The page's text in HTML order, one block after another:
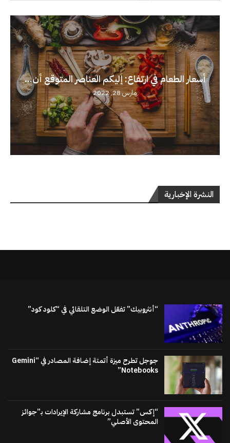
أسعار الطعام في ارتفاع: إليكم العناصر المتوقع أن...
مارس 28, 2022
النشرة الإخبارية
“أنثروبيك” تفعّل الوضع التلقائي في “كلود كود”
جوجل تطرح ميزة أتمتة إضافة المصادر في “Gemini
Notebooks”
“إكس” تستبدل برنامج مشاركة الإيرادات بـ”جوائز
المحتوى الأصلي”